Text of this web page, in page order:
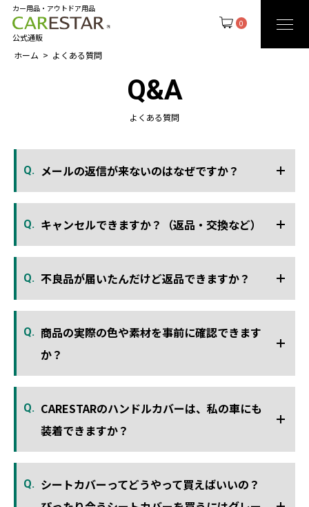
0
カー用品・アウトドア用品
公式通販
ホーム よくある質問
Q&A
よくある質問
Q. メールの返信が来ないのはなぜですか？
Q. キャンセルできますか？（返品・交換など）
Q. 不良品が届いたんだけど返品できますか？
Q. 商品の実際の色や素材を事前に確認できます
か？
Q. CARESTARのハンドルカバーは、私の車にも
装着できますか？
Q. シートカバーってどうやって買えばいいの？